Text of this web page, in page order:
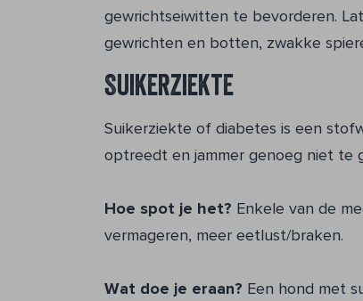
gewrichtseiwitten te bevorderen.
gewrichten en botten, zwakke
Suikerziekte
Suikerziekte of diabetes is een
optreedt en jammer genoeg niet te
Hoe spot je het? Enkele van de
vermageren, meer eetlust/braken.
Wat doe je eraan? Een hond met